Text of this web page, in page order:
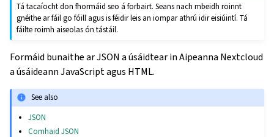
Tá tacaíocht don fhormáid seo á forbairt. Seans nach mbeidh roinnt
gnéithe ar fáil go fóill agus is féidir leis an iompar athrú idir eisiúintí. Tá
fáilte roimh aiseolas ón tástáil.
Formáid bunaithe ar JSON a úsáidtear in Aipeanna Nextcloud
a úsáideann JavaScript agus HTML.
See also
JSON
Comhaid JSON